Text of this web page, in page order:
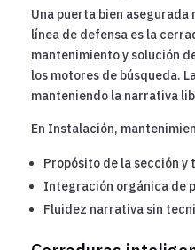
Una puerta bien
línea de defensa es la
mantenimiento y solución
los motores de búsqueda.
manteniendo la narrativa
En Instalación,
Propósito de la sección y
Integración orgánica de
Fluidez narrativa sin